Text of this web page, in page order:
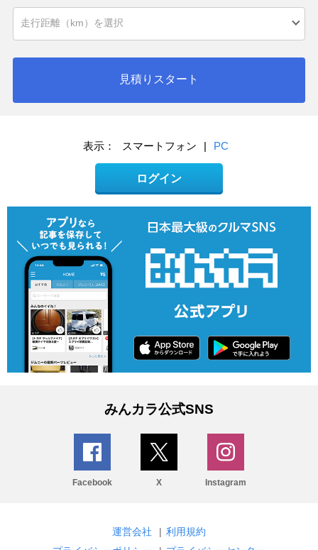
見積りスタート
表示： スマートフォン | PC
ログイン
みんカラ公式SNS
Facebook X Instagram
運営会社 | 利用規約